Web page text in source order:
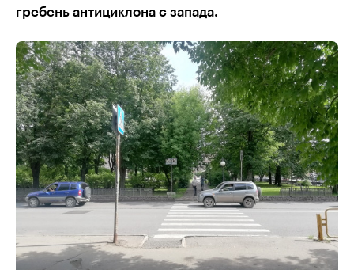
гребень антициклона с запада.